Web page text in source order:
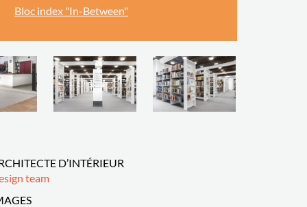
Bloc index "In-Between"
D’INTÉRIEUR
team